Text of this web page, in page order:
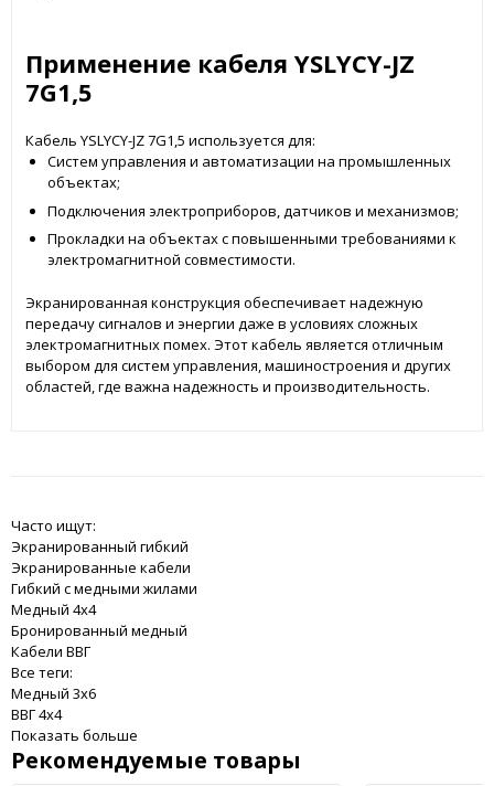
Применение кабеля YSLYCY-JZ
7G1,5
Кабель YSLYCY-JZ 7G1,5 используется для:
Систем управления и автоматизации на промышленных
объектах;
Подключения электроприборов, датчиков и механизмов;
Прокладки на объектах с повышенными требованиями к
электромагнитной совместимости.
Экранированная конструкция обеспечивает надежную
передачу сигналов и энергии даже в условиях сложных
электромагнитных помех. Этот кабель является отличным
выбором для систем управления, машиностроения и других
областей, где важна надежность и производительность.
Часто ищут:
Экранированный гибкий
Экранированные кабели
Гибкий с медными жилами
Медный 4x4
Бронированный медный
Кабели ВВГ
Все теги:
Медный 3x6
ВВГ 4x4
Показать больше
Рекомендуемые товары